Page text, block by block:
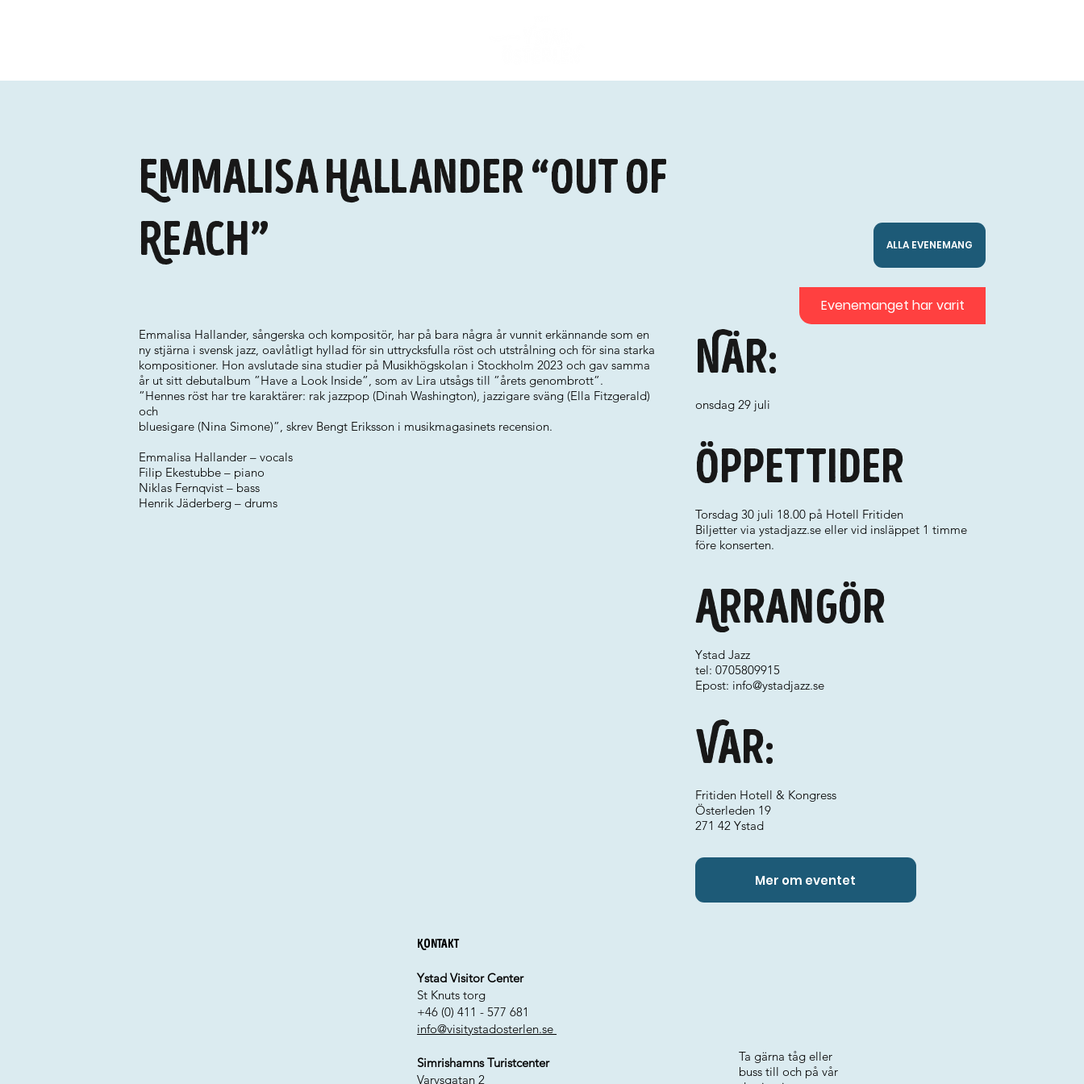
Emmalisa Hallander “Out of
Reach”
ALLA EVENEMANG
Emmalisa Hallander, sångerska och kompositör, har på bara några år vunnit erkännande som en
ny stjärna i svensk jazz, oavlåtligt hyllad för sin uttrycksfulla röst och utstrålning och för sina starka
kompositioner. Hon avslutade sina studier på Musikhögskolan i Stockholm 2023 och gav samma
år ut sitt debutalbum ”Have a Look Inside”, som av Lira utsågs till ”årets genombrott”.
”Hennes röst har tre karaktärer: rak jazzpop (Dinah Washington), jazzigare sväng (Ella Fitzgerald)
och
bluesigare (Nina Simone)”, skrev Bengt Eriksson i musikmagasinets recension.
Emmalisa Hallander – vocals
Filip Ekestubbe – piano
Niklas Fernqvist – bass
Henrik Jäderberg – drums
När:
onsdag 29 juli
Var:
Arrangör
Ystad Jazz
tel: 0705809915
Epost: info@ystadjazz.se
Fritiden Hotell & Kongress
Österleden 19
271 42 Ystad
Öppettider
Torsdag 30 juli 18.00 på Hotell Fritiden
Biljetter via ystadjazz.se eller vid insläppet 1 timme
före konserten.
Mer om eventet
Evenemanget har varit
Kontakt
Ystad Visitor Center
St Knuts torg
+46 (0) 411 - 577 681
info@visitystadosterlen.se
Simrishamns Turistcenter
Varvsgatan 2
Ta gärna tåg eller
buss till och på vår